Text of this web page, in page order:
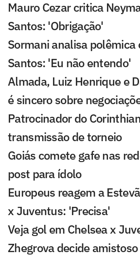
Mauro Cezar critica
Santos: 'Obrigação'
Sormani analisa polêmica
Santos: 'Eu não entendo'
Almada, Luiz Henrique e
é sincero sobre
Patrocinador do
transmissão de torneio
Goiás comete gafe nas
post para ídolo
Europeus reagem a
x Juventus: 'Precisa'
Veja gol em Chelsea x
Zhegrova decide amistoso